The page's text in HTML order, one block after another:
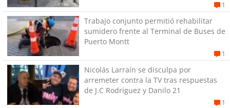
1
Trabajo conjunto permitió rehabilitar
sumidero frente al Terminal de Buses de
Puerto Montt
1
Nicolás Larraín se disculpa por
arremeter contra la TV tras respuestas
de J.C Rodríguez y Danilo 21
1